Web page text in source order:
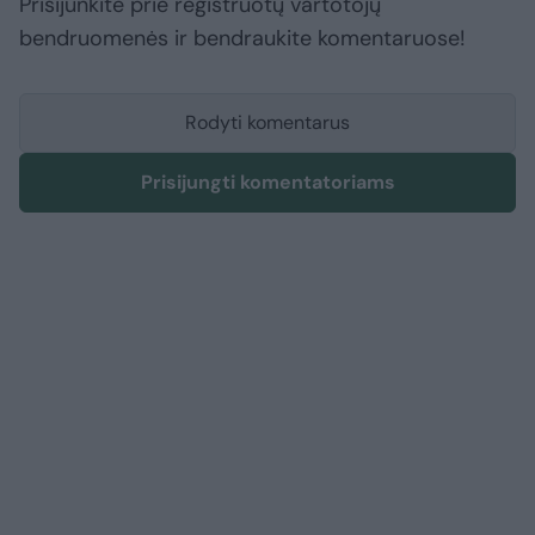
bendruomenės ir bendraukite komentaruose!
Rodyti komentarus
Prisijungti komentatoriams